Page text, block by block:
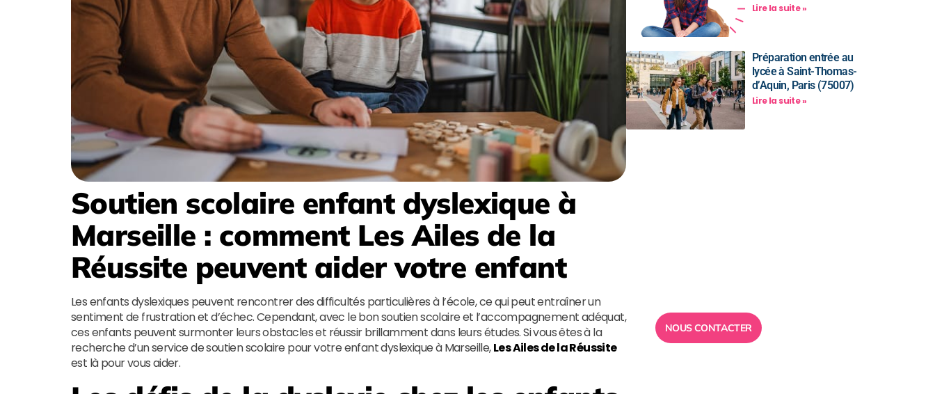
Soutien scolaire enfant dyslexique à
Marseille : comment Les Ailes de la
Réussite peuvent aider votre enfant
Les enfants dyslexiques peuvent rencontrer des difficultés particulières à l’école, ce qui peut entraîner un
sentiment de frustration et d’échec. Cependant, avec le bon soutien scolaire et l’accompagnement adéquat,
ces enfants peuvent surmonter leurs obstacles et réussir brillamment dans leurs études. Si vous êtes à la
recherche d’un service de soutien scolaire pour votre enfant dyslexique à Marseille,Les Ailes de la Réussite
est là pour vous aider.
Lire la suite »
Préparation entrée au
lycée à Saint-Thomas-
d’Aquin, Paris (75007)
Lire la suite »
NOUS CONTACTER